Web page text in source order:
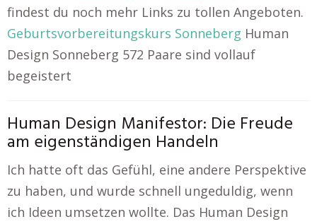
findest du noch mehr Links zu tollen Angeboten.
Geburtsvorbereitungskurs Sonneberg Human
Design Sonneberg 572 Paare sind vollauf
begeistert
Human Design Manifestor: Die Freude
am eigenständigen Handeln
Ich hatte oft das Gefühl, eine andere Perspektive
zu haben, und wurde schnell ungeduldig, wenn
ich Ideen umsetzen wollte. Das Human Design